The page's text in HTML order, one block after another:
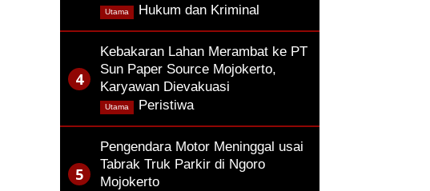
Hukum dan Kriminal
Utama
Kebakaran Lahan Merambat ke PT
Sun Paper Source Mojokerto,
Karyawan Dievakuasi
Peristiwa,
Utama
Pengendara Motor Meninggal usai
Tabrak Truk Parkir di Ngoro
Mojokerto